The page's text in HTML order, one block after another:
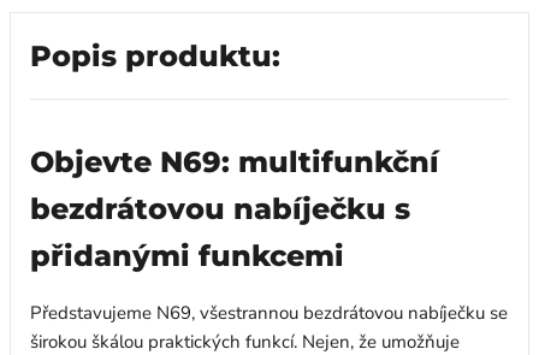
Popis produktu:
Objevte N69: multifunkční
bezdrátovou nabíječku s
přidanými funkcemi
Představujeme N69, všestrannou bezdrátovou nabíječku se
širokou škálou praktických funkcí. Nejen, že umožňuje